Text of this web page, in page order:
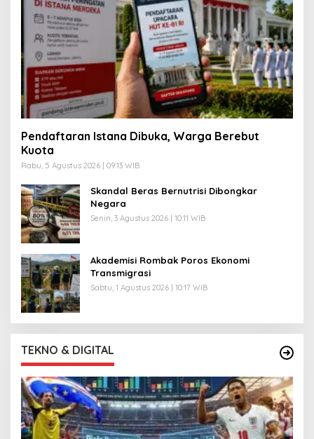
Pendaftaran Istana Dibuka, Warga Berebut
Kuota
Rabu, 5 Agustus 2026 | 09:13 WIB
Skandal Beras Bernutrisi Dibongkar
Negara
Senin, 3 Agustus 2026 | 10:11 WIB
Akademisi Rombak Poros Ekonomi
Transmigrasi
Sabtu, 1 Agustus 2026 | 10:17 WIB
TEKNO & DIGITAL